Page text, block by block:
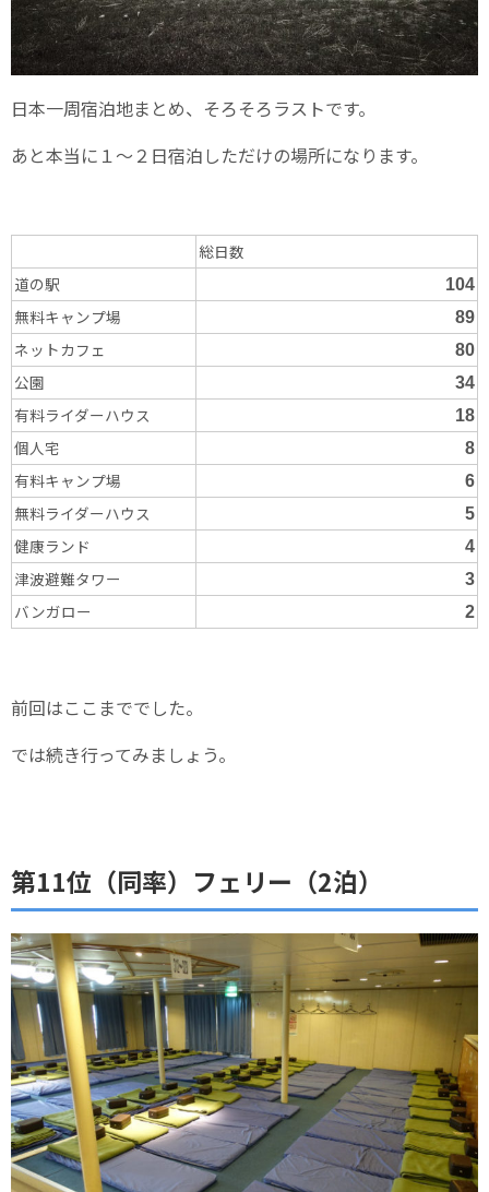
日本一周宿泊地まとめ、そろそろラストです。
あと本当に１～２日宿泊しただけの場所になります。
総日数
道の駅
104
無料キャンプ場 89
ネットカフェ 80
公園 34
有料ライダーハウス 18
個人宅 8
有料キャンプ場 6
無料ライダーハウス 5
健康ランド 4
津波避難タワー 3
バンガロー 2
前回はここまででした。
では続き行ってみましょう。
第11位（同率）フェリー（2泊）